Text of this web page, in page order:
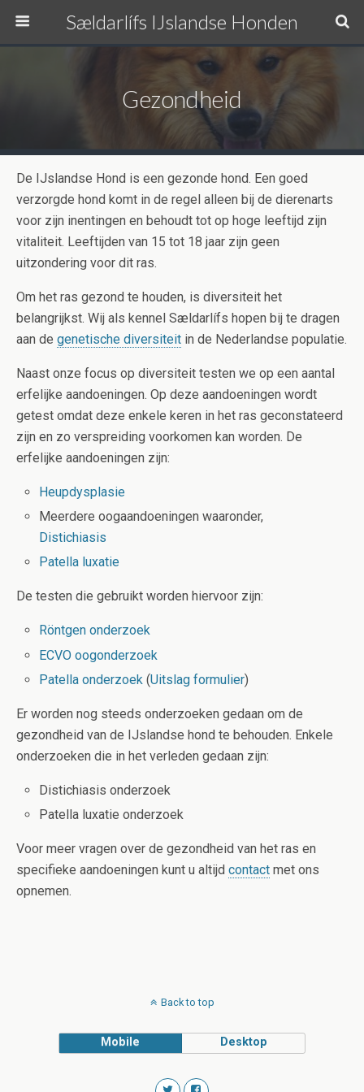
Sældarlífs IJslandse Honden
Gezondheid
De IJslandse Hond is een gezonde hond. Een goed
verzorgde hond komt in de regel alleen bij de dierenarts
voor zijn inentingen en behoudt tot op hoge leeftijd zijn
vitaliteit. Leeftijden van 15 tot 18 jaar zijn geen
uitzondering voor dit ras.
Om het ras gezond te houden, is diversiteit het
belangrijkst. Wij als kennel Sældarlífs hopen bij te dragen
aan de genetische diversiteit in de Nederlandse populatie.
Naast onze focus op diversiteit testen we op een aantal
erfelijke aandoeningen. Op deze aandoeningen wordt
getest omdat deze enkele keren in het ras geconstateerd
zijn en zo verspreiding voorkomen kan worden. De
erfelijke aandoeningen zijn:
Heupdysplasie
Meerdere oogaandoeningen waaronder,
Distichiasis
Patella luxatie
De testen die gebruikt worden hiervoor zijn:
Röntgen onderzoek
ECVO oogonderzoek
Patella onderzoek (Uitslag formulier)
Er worden nog steeds onderzoeken gedaan om de
gezondheid van de IJslandse hond te behouden. Enkele
onderzoeken die in het verleden gedaan zijn:
Distichiasis onderzoek
Patella luxatie onderzoek
Voor meer vragen over de gezondheid van het ras en
specifieke aandoeningen kunt u altijd contact met ons
opnemen.
Back to top
Mobile Desktop